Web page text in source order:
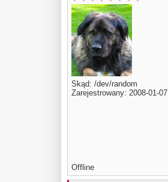
Skąd: /dev/random
Zarejestrowany: 2008-01-07
Offline